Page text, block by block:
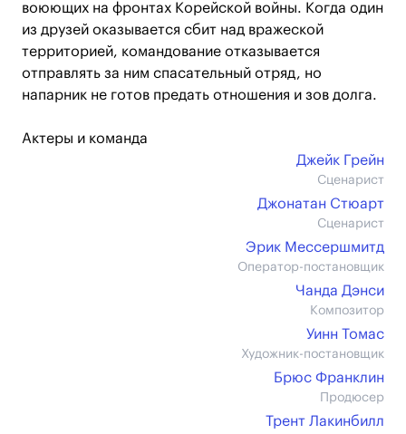
воюющих на фронтах Корейской войны. Когда один
из друзей оказывается сбит над вражеской
территорией, командование отказывается
отправлять за ним спасательный отряд, но
напарник не готов предать отношения и зов долга.
Актеры и команда
Джейк Грейн
Сценарист
Джонатан Стюарт
Сценарист
Эрик Мессершмитд
Оператор-постановщик
Чанда Дэнси
Композитор
Уинн Томас
Художник-постановщик
Брюс Франклин
Продюсер
Трент Лакинбилл